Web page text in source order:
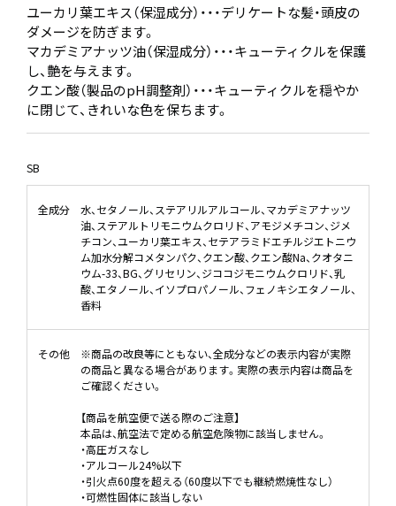
ユーカリ葉エキス（保湿成分）・・・デリケートな髪・頭皮の
ダメージを防ぎます。
マカデミアナッツ油（保湿成分）・・・キューティクルを保護
し、艶を与えます。
クエン酸（製品のpH調整剤）・・・キューティクルを穏やか
に閉じて、きれいな色を保ちます。
SB
全成分
水、セタノール、ステアリルアルコール、マカデミアナッツ
油、ステアルトリモニウムクロリド、アモジメチコン、ジメ
チコン、ユーカリ葉エキス、セテアラミドエチルジエトニウ
ム加水分解コメタンパク、クエン酸、クエン酸Na、クオタニ
ウム-33、BG、グリセリン、ジココジモニウムクロリド、乳
酸、エタノール、イソプロパノール、フェノキシエタノール、
香料
その他
※商品の改良等にともない、全成分などの表示内容が実際
の商品と異なる場合があります。実際の表示内容は商品を
ご確認ください。
【商品を航空便で送る際のご注意】
本品は、航空法で定める航空危険物に該当しません。
・高圧ガスなし
・アルコール24%以下
・引火点60度を超える（60度以下でも継続燃焼性なし）
・可燃性固体に該当しない